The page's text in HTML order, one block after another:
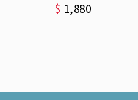
$ 1,880